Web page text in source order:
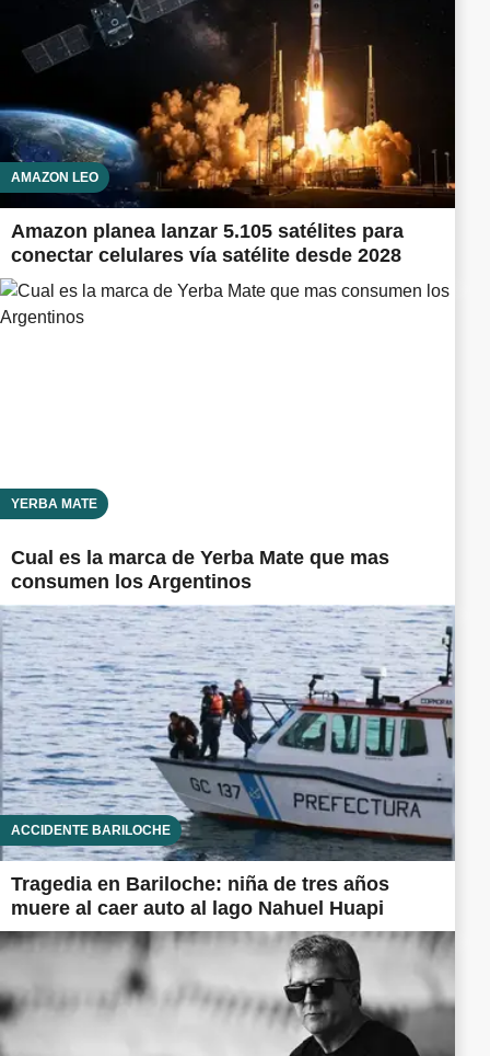
AMAZON LEO
Amazon planea lanzar 5.105 satélites para
conectar celulares vía satélite desde 2028
YERBA MATE
Cual es la marca de Yerba Mate que mas
consumen los Argentinos
ACCIDENTE BARILOCHE
Tragedia en Bariloche: niña de tres años
muere al caer auto al lago Nahuel Huapi